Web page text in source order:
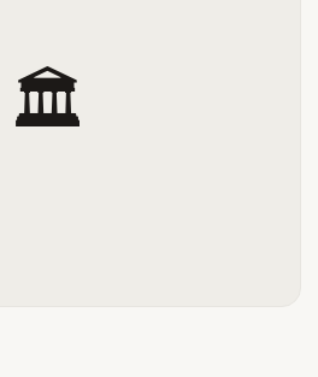
🏛️